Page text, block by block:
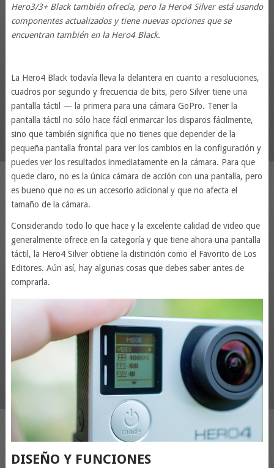
Hero3/3+ Black también ofrecía, pero la Hero4 Silver está usando
componentes actualizados y tiene nuevas opciones que se
encuentran también en la Hero4 Black.
La Hero4 Black todavía lleva la delantera en cuanto a resoluciones,
cuadros por segundo y frecuencia de bits, pero Silver tiene una
pantalla táctil — la primera para una cámara GoPro. Tener la
pantalla táctil no sólo hace fácil enmarcar los disparos fácilmente,
sino que también significa que no tienes que depender de la
pequeña pantalla frontal para ver los cambios en la configuración y
puedes ver los resultados inmediatamente en la cámara. Para que
quede claro, no es la única cámara de acción con una pantalla, pero
es bueno que no es un accesorio adicional y que no afecta el
tamaño de la cámara.
Considerando todo lo que hace y la excelente calidad de video que
generalmente ofrece en la categoría y que tiene ahora una pantalla
táctil, la Hero4 Silver obtiene la distinción como el Favorito de Los
Editores. Aún así, hay algunas cosas que debes saber antes de
comprarla.
DISEÑO Y FUNCIONES